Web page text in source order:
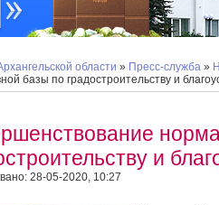
области » Пресс-служба »
базы по градостроительству и
и
28-05-2020, 10:27